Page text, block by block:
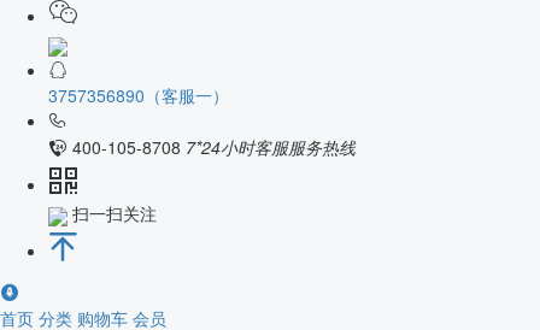
3757356890（客服一）
400-105-8708 7*24小时客服服务热线
扫一扫关注
首页 分类 购物车 会员